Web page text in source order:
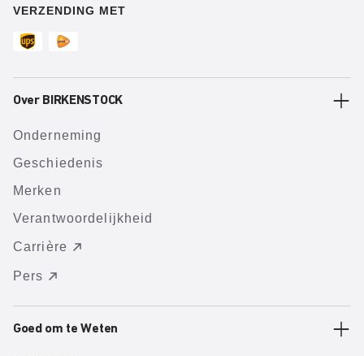
VERZENDING MET
Over BIRKENSTOCK
Onderneming
Geschiedenis
Merken
Verantwoordelijkheid
Carrière
Pers
Goed om te Weten